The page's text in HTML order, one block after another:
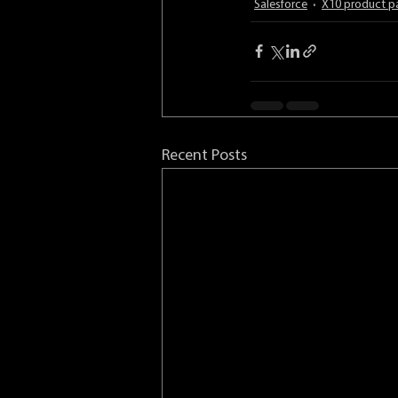
Salesforce X10 product
Recent Posts